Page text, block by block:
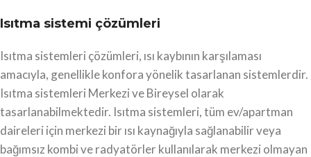
Isıtma sistemi çözümleri
Isıtma sistemleri çözümleri, ısı kaybının karşılaması
amacıyla, genellikle konfora yönelik tasarlanan sistemlerdir.
Isıtma sistemleri Merkezi ve Bireysel olarak
tasarlanabilmektedir. Isıtma sistemleri, tüm ev/apartman
daireleri için merkezi bir ısı kaynağıyla sağlanabilir veya
bağımsız kombi ve radyatörler kullanılarak merkezi olmayan